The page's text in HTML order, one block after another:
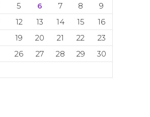
5 6 7 8
9
12 13 14 15
16
19 20 21 22
23
26 27 28 29
30